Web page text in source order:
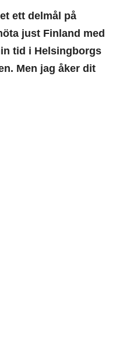
ett delmål på
just Finland med
tid i Helsingborgs
Men jag åker dit